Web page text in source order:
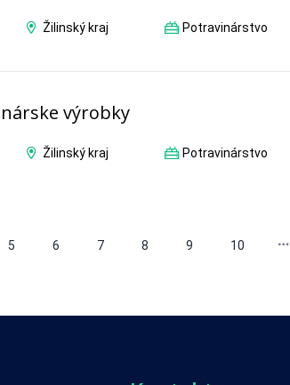
Žilinský kraj Potravinárstvo
výrobky
Žilinský kraj Potravinárstvo
5 6 7 8 9 10